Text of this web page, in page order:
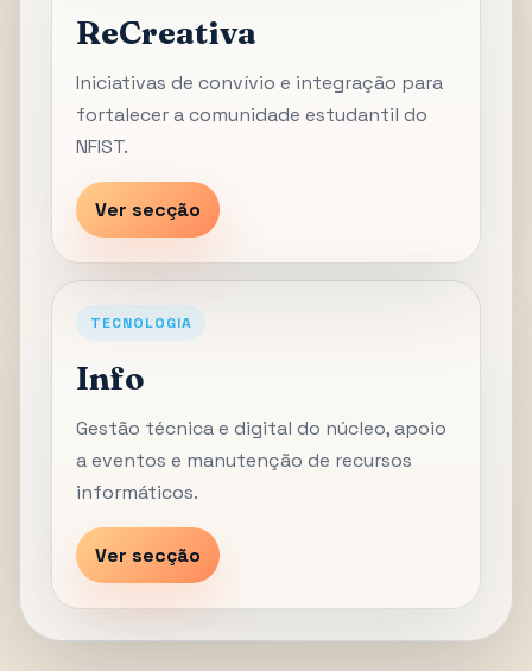
ReCreativa
Iniciativas de convívio e integração para
fortalecer a comunidade estudantil do
NFIST.
Ver secção
TECNOLOGIA
Info
Gestão técnica e digital do núcleo, apoio
a eventos e manutenção de recursos
informáticos.
Ver secção